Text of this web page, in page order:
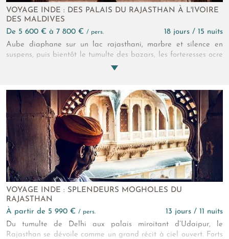
VOYAGE INDE : DES PALAIS DU RAJASTHAN À L'IVOIRE
DES MALDIVES
de 5 600 € à 7 800 € / pers.
18 jours / 15 nuits
Aube diaphane sur un lac rajasthani, marbre et silence en
suspens, puis bientôt le tumulte des bazars, les forteresses ocre
et les parfums d’épices. Plus loin, l’horizon s’ouvre, l’eau
profondément dépaysant.
VOYAGE INDE : SPLENDEURS MOGHOLES DU
RAJASTHAN
à partir de 5 990 € / pers.
13 jours / 11 nuits
Du tumulte de Delhi aux palais miroitant d’Udaipur, le
Rajasthan se dévoile comme un grand récit à ciel ouvert. Forts